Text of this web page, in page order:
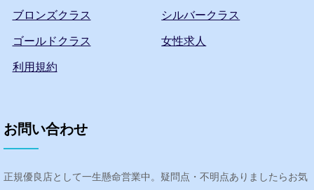
ブロンズクラス
シルバークラス
ゴールドクラス
女性求人
利用規約
お問い合わせ
正規優良店として一生懸命営業中。疑問点・不明点ありましたらお気